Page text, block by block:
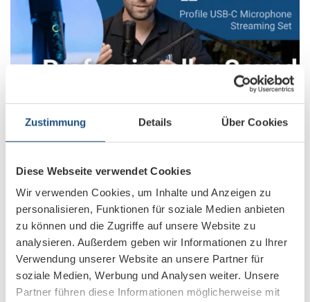
Zustimmung Details Über Cookies
Diese Webseite verwendet Cookies
Wir verwenden Cookies, um Inhalte und Anzeigen zu
personalisieren, Funktionen für soziale Medien anbieten
zu können und die Zugriffe auf unsere Website zu
analysieren. Außerdem geben wir Informationen zu Ihrer
Verwendung unserer Website an unsere Partner für
soziale Medien, Werbung und Analysen weiter. Unsere
Partner führen diese Informationen möglicherweise mit
Neues Video: Professioneller Sound für Podcast &
Streaming: Sennheiser Profile USB-Mikrofon